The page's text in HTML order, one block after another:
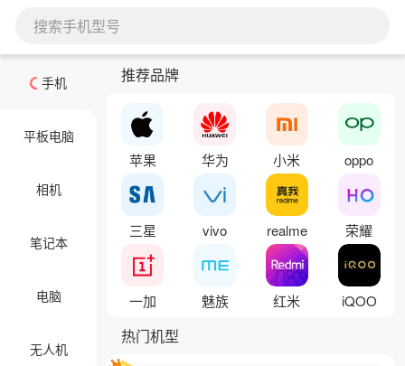
搜索手机型号
手机
平板电脑
相机
笔记本
电脑
无人机
推荐品牌
苹果 华为 小米 oppo
三星 vivo realme 荣耀
一加 魅族 红米 iQOO
热门机型